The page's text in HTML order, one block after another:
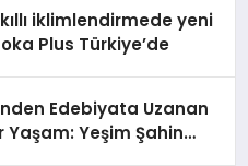
iklimlendirmede yeni
Plus Türkiye’de
Edebiyata Uzanan
Yaşam: Yeşim Şahin